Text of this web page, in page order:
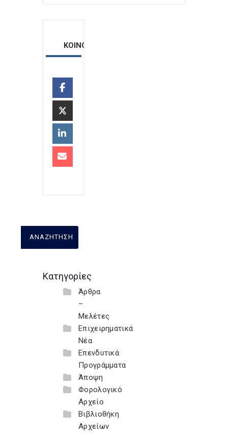
ΚΟΙΝΟΠΟΙΗΣΗ
Κατηγορίες
Άρθρα
–
Μελέτες
Επιχειρηματικά
Νέα
Επενδυτικά
Προγράμματα
Άποψη
Φορολογικό
Αρχείο
Βιβλιοθήκη
Αρχείων